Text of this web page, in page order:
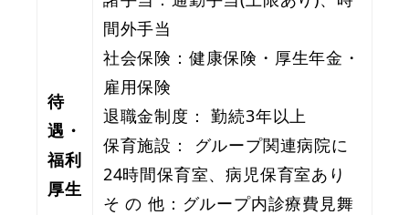
待
遇・
福利
厚生
間外手当
社会保険：健康保険・厚生年金・
雇用保険
退職金制度： 勤続3年以上
保育施設： グループ関連病院に
24時間保育室、病児保育室あり
そ の 他：グループ内診療費見舞